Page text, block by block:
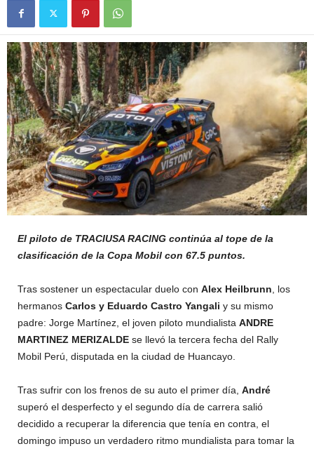
El piloto de TRACIUSA RACING continúa al tope de la
clasificación de la Copa Mobil con 67.5 puntos.
Tras sostener un espectacular duelo con Alex Heilbrunn, los
hermanos Carlos y Eduardo Castro Yangali y su mismo
padre: Jorge Martínez, el joven piloto mundialista ANDRE
MARTINEZ MERIZALDE se llevó la tercera fecha del Rally
Mobil Perú, disputada en la ciudad de Huancayo.
Tras sufrir con los frenos de su auto el primer día, André
superó el desperfecto y el segundo día de carrera salió
decidido a recuperar la diferencia que tenía en contra, el
domingo impuso un verdadero ritmo mundialista para tomar la